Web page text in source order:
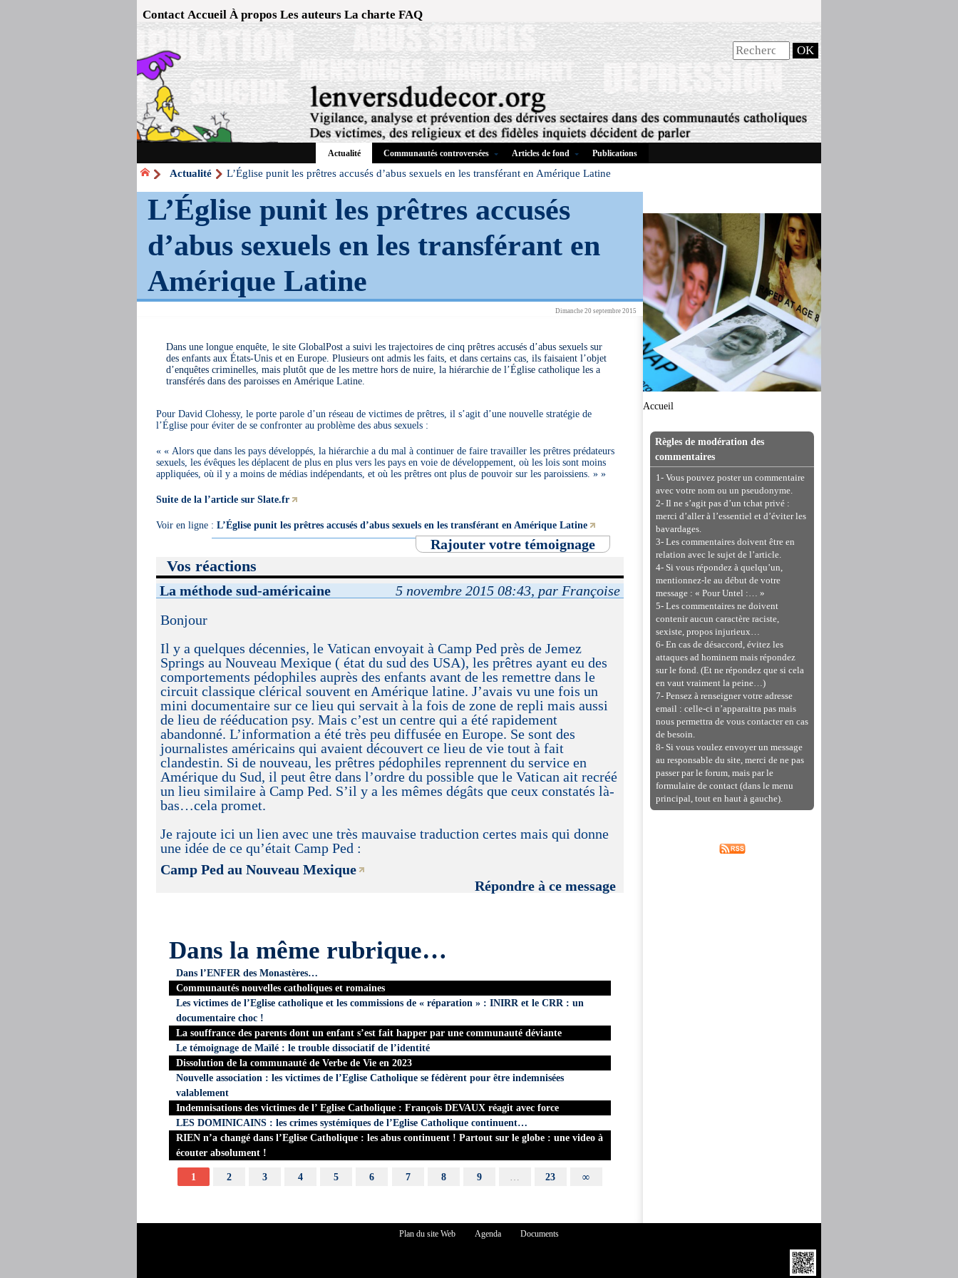
Contact Accueil À propos Les auteurs La charte FAQ
Actualité Communautés controversées Articles de fond Publications
Actualité L’Église punit les prêtres accusés d’abus sexuels en les transférant en Amérique Latine
L’Église punit les prêtres accusés
d’abus sexuels en les transférant en
Amérique Latine
Dimanche 20 septembre 2015
Dans une longue enquête, le site GlobalPost a suivi les trajectoires de cinq prêtres accusés d’abus sexuels sur
des enfants aux États-Unis et en Europe. Plusieurs ont admis les faits, et dans certains cas, ils faisaient l’objet
d’enquêtes criminelles, mais plutôt que de les mettre hors de nuire, la hiérarchie de l’Église catholique les a
transférés dans des paroisses en Amérique Latine.
Pour David Clohessy, le porte parole d’un réseau de victimes de prêtres, il s’agit d’une nouvelle stratégie de
l’Église pour éviter de se confronter au problème des abus sexuels :
« Alors que dans les pays développés, la hiérarchie a du mal à continuer de faire travailler les prêtres prédateurs
sexuels, les évêques les déplacent de plus en plus vers les pays en voie de développement, où les lois sont moins
appliquées, où il y a moins de médias indépendants, et où les prêtres ont plus de pouvoir sur les paroissiens. »
Suite de la l’article sur Slate.fr
Voir en ligne : L’Église punit les prêtres accusés d’abus sexuels en les transférant en Amérique Latine
Rajouter votre témoignage
Vos réactions
La méthode sud-américaine
5 novembre 2015 08:43, par Françoise
Bonjour
Il y a quelques décennies, le Vatican envoyait à Camp Ped près de Jemez
Springs au Nouveau Mexique ( état du sud des USA), les prêtres ayant eu des
comportements pédophiles auprès des enfants avant de les remettre dans le
circuit classique clérical souvent en Amérique latine. J’avais vu une fois un
mini documentaire sur ce lieu qui servait à la fois de zone de repli mais aussi
de lieu de rééducation psy. Mais c’est un centre qui a été rapidement
abandonné. L’information a été très peu diffusée en Europe. Se sont des
journalistes américains qui avaient découvert ce lieu de vie tout à fait
clandestin. Si de nouveau, les prêtres pédophiles reprennent du service en
Amérique du Sud, il peut être dans l’ordre du possible que le Vatican ait recréé
un lieu similaire à Camp Ped. S’il y a les mêmes dégâts que ceux constatés là-
bas…cela promet.
Je rajoute ici un lien avec une très mauvaise traduction certes mais qui donne
une idée de ce qu’était Camp Ped :
Camp Ped au Nouveau Mexique
Répondre à ce message
Dans la même rubrique…
Dans l’ENFER des Monastères…
Communautés nouvelles catholiques et romaines
Les victimes de l’Eglise catholique et les commissions de « réparation » : INIRR et le CRR : un
documentaire choc !
La souffrance des parents dont un enfant s’est fait happer par une communauté déviante
Le témoignage de Maïlé : le trouble dissociatif de l’identité
Dissolution de la communauté de Verbe de Vie en 2023
Nouvelle association : les victimes de l’Eglise Catholique se fédèrent pour être indemnisées
valablement
Indemnisations des victimes de l’ Eglise Catholique : François DEVAUX réagit avec force
LES DOMINICAINS : les crimes systémiques de l’Eglise Catholique continuent…
RIEN n’a changé dans l’Eglise Catholique : les abus continuent ! Partout sur le globe : une video à
écouter absolument !
1 2 3 4 5 6 7 8 9 23 ∞
Accueil
Règles de modération des
commentaires
1- Vous pouvez poster un commentaire
avec votre nom ou un pseudonyme.
2- Il ne s’agit pas d’un tchat privé :
merci d’aller à l’essentiel et d’éviter les
bavardages.
3- Les commentaires doivent être en
relation avec le sujet de l’article.
4- Si vous répondez à quelqu’un,
mentionnez-le au début de votre
message : « Pour Untel :… »
5- Les commentaires ne doivent
contenir aucun caractère raciste,
sexiste, propos injurieux…
6- En cas de désaccord, évitez les
attaques ad hominem mais répondez
sur le fond. (Et ne répondez que si cela
en vaut vraiment la peine…)
7- Pensez à renseigner votre adresse
email : celle-ci n’apparaitra pas mais
nous permettra de vous contacter en cas
de besoin.
8- Si vous voulez envoyer un message
au responsable du site, merci de ne pas
passer par le forum, mais par le
formulaire de contact (dans le menu
principal, tout en haut à gauche).
Plan du site Web Agenda Documents